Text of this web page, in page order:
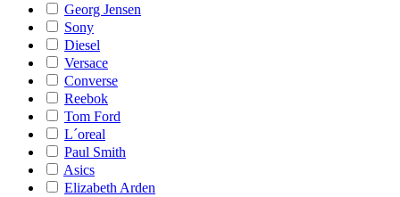
Georg Jensen
Sony
Diesel
Versace
Converse
Reebok
Tom Ford
L´oreal
Paul Smith
Asics
Elizabeth Arden